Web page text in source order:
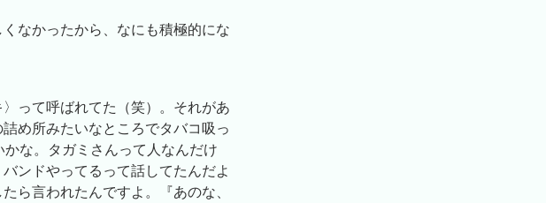
なかったから、なにも積極的にな
って呼ばれてた（笑）。それがあ
め所みたいなところでタバコ吸っ
な。タガミさんって人なんだけ
ンドやってるって話してたんだよ
ら言われたんですよ。『あのな、